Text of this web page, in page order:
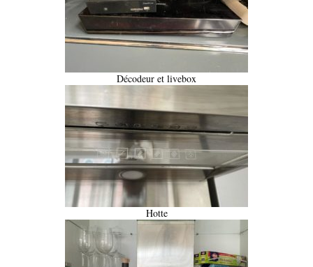
Décodeur et livebox
Hotte